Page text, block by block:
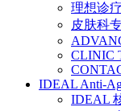
理想诊
皮肤科
CLINIC
IDEAL Anti-
IDEAL